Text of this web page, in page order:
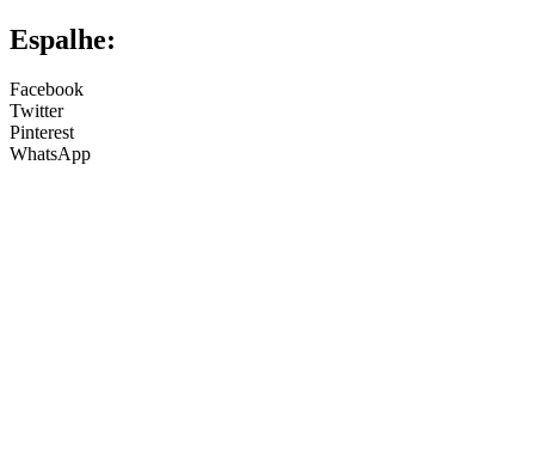
Espalhe:
Facebook
Twitter
Pinterest
WhatsApp